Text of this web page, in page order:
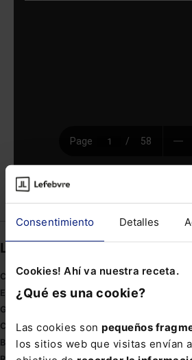
Consentimiento Detalles
Cookies! Ahí va nuestra receta.
¿Qué es una cookie?
Las cookies son pequeños
los sitios web que visitas envían
Compartir
Links directos
Coronavirus
Estudio de salud abogacía
Gestión de despachos
Compliance
Buenas Prácticas Tributarias